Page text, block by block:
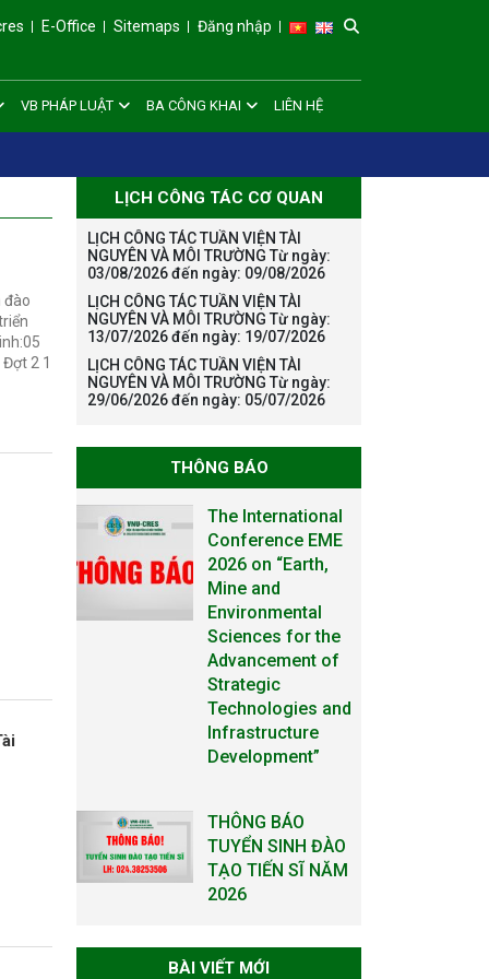
E-Office Sitemaps Đăng nhập
VB PHÁP LUẬT BA CÔNG KHAI LIÊN HỆ
đào
2 1
LỊCH CÔNG TÁC CƠ QUAN
LỊCH CÔNG TÁC TUẦN VIỆN TÀI
NGUYÊN VÀ MÔI TRƯỜNG Từ ngày:
03/08/2026 đến ngày: 09/08/2026
LỊCH CÔNG TÁC TUẦN VIỆN TÀI
NGUYÊN VÀ MÔI TRƯỜNG Từ ngày:
13/07/2026 đến ngày: 19/07/2026
LỊCH CÔNG TÁC TUẦN VIỆN TÀI
NGUYÊN VÀ MÔI TRƯỜNG Từ ngày:
29/06/2026 đến ngày: 05/07/2026
THÔNG BÁO
The International
Conference EME
2026 on “Earth,
Mine and
Environmental
Sciences for the
Advancement of
Strategic
Technologies and
Infrastructure
Development”
THÔNG BÁO
TUYỂN SINH ĐÀO
TẠO TIẾN SĨ NĂM
2026
THÔNG BÁO KẾ
BÀI VIẾT MỚI